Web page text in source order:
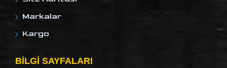
Markalar
Kargo
BILGI SAYFALARI